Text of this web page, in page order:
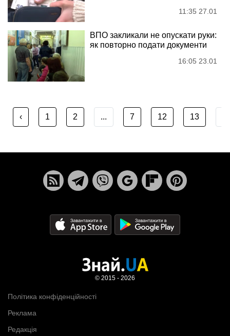
11:35 27.01
ВПО закликали не опускати руки:
як повторно подати документи
16:05 23.01
‹ 1 2 ... 7 12 13
Політика конфіденційності
Реклама
Редакція
© 2015 - 2026